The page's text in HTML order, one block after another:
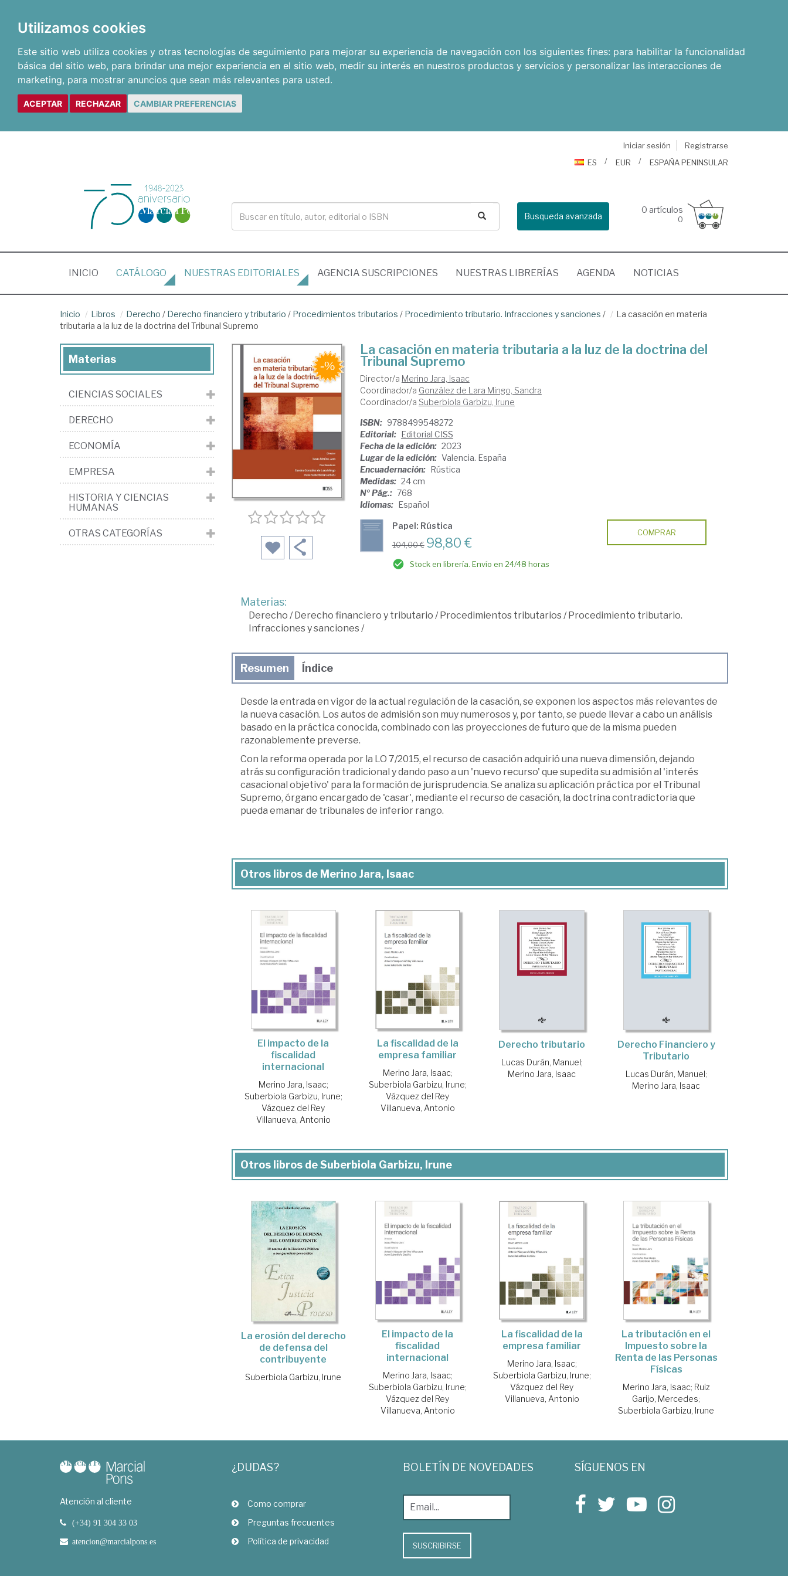
Utilizamos cookies
Este sitio web utiliza cookies y otras tecnologías de seguimiento para mejorar su experiencia de navegación con los siguientes fines: para habilitar la funcionalidad
básica del sitio web, para brindar una mejor experiencia en el sitio web, medir su interés en nuestros productos y servicios y personalizar las interacciones de
marketing, para mostrar anuncios que sean más relevantes para usted.
ACEPTAR RECHAZAR CAMBIAR PREFERENCIAS
Iniciar sesión
Registrarse
ES
EUR ESPAÑA PENINSULAR
Busqueda avanzada
0 artículos
0
INICIO (CURRENT)
CATÁLOGO NUESTRAS EDITORIALES AGENCIA SUSCRIPCIONES NUESTRAS LIBRERÍAS AGENDA NOTICIAS
Inicio Libros Derecho / Derecho financiero y tributario / Procedimientos tributarios / Procedimiento tributario. Infracciones y sanciones /
La casación en materia
tributaria a la luz de la doctrina del Tribunal Supremo
La casación en materia tributaria a la luz de la doctrina del
Tribunal Supremo
Director/a Merino Jara, Isaac
Coordinador/a González de Lara Mingo, Sandra
Coordinador/a Suberbiola Garbizu, Irune
ISBN: 9788499548272
Editorial: Editorial CISS
Fecha de la edición: 2023
Lugar de la edición: Valencia. España
Encuadernación: Rústica
Medidas: 24 cm
Nº Pág.: 768
Idiomas: Español
Papel: Rústica
104,00 € 98,80 €
Stock en librería. Envío en 24/48 horas
COMPRAR
Materias:
Derecho /Derecho financiero y tributario /Procedimientos tributarios/Procedimiento tributario.
Infracciones y sanciones/
Resumen Índice
Desde la entrada en vigor de la actual regulación de la casación, se exponen los aspectos más relevantes de
la nueva casación. Los autos de admisión son muy numerosos y, por tanto, se puede llevar a cabo un análisis
basado en la práctica conocida, combinado con las proyecciones de futuro que de la misma pueden
razonablemente preverse.
Con la reforma operada por la LO 7/2015, el recurso de casación adquirió una nueva dimensión, dejando
atrás su configuración tradicional y dando paso a un 'nuevo recurso' que supedita su admisión al 'interés
casacional objetivo' para la formación de jurisprudencia. Se analiza su aplicación práctica por el Tribunal
Supremo, órgano encargado de 'casar', mediante el recurso de casación, la doctrina contradictoria que
pueda emanar de tribunales de inferior rango.
Otros libros de Merino Jara, Isaac
El impacto de la
fiscalidad
internacional
Merino Jara, Isaac;
Suberbiola Garbizu, Irune;
Vázquez del Rey
Villanueva, Antonio
La fiscalidad de la
empresa familiar
Merino Jara, Isaac;
Suberbiola Garbizu, Irune;
Vázquez del Rey
Villanueva, Antonio
Derecho tributario
Lucas Durán, Manuel;
Merino Jara, Isaac
Derecho Financiero y
Tributario
Lucas Durán, Manuel;
Merino Jara, Isaac
Otros libros de Suberbiola Garbizu, Irune
La erosión del derecho
de defensa del
contribuyente
Suberbiola Garbizu, Irune
El impacto de la
fiscalidad
internacional
Merino Jara, Isaac;
Suberbiola Garbizu, Irune;
Vázquez del Rey
Villanueva, Antonio
La fiscalidad de la
empresa familiar
Merino Jara, Isaac;
Suberbiola Garbizu, Irune;
Vázquez del Rey
Villanueva, Antonio
La tributación en el
Impuesto sobre la
Renta de las Personas
Físicas
Merino Jara, Isaac; Ruiz
Garijo, Mercedes;
Suberbiola Garbizu, Irune
Materias
CIENCIAS SOCIALES
DERECHO
ECONOMÍA
EMPRESA
HISTORIA Y CIENCIAS
HUMANAS
OTRAS CATEGORÍAS
Atención al cliente
(+34) 91 304 33 03
atencion@marcialpons.es
¿DUDAS?
Como comprar
Preguntas frecuentes
Política de privacidad
BOLETÍN DE NOVEDADES
SUSCRIBIRSE
SÍGUENOS EN